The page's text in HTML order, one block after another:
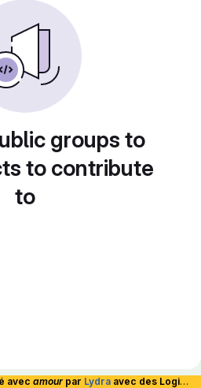
groups to
to contribute
to
avec amour par Lydra avec des Logiciels Libres et hébergé en